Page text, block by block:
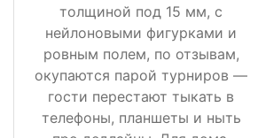
толщиной под 15 мм, с
нейлоновыми фигурками и
ровным полем, по отзывам,
окупаются парой турниров —
гости перестают тыкать в
телефоны, планшеты и ныть